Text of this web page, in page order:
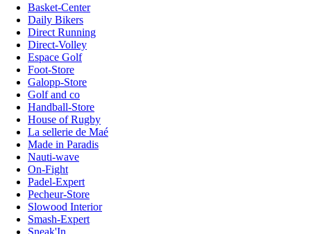
Basket-Center
Daily Bikers
Direct Running
Direct-Volley
Espace Golf
Foot-Store
Galopp-Store
Golf and co
Handball-Store
House of Rugby
La sellerie de Maé
Made in Paradis
Nauti-wave
On-Fight
Padel-Expert
Pecheur-Store
Slowood Interior
Smash-Expert
Sneak'In